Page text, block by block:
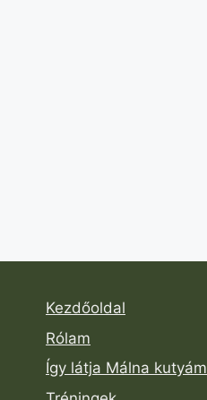
Kezdőoldal
Rólam
Így látja Málna kutyám